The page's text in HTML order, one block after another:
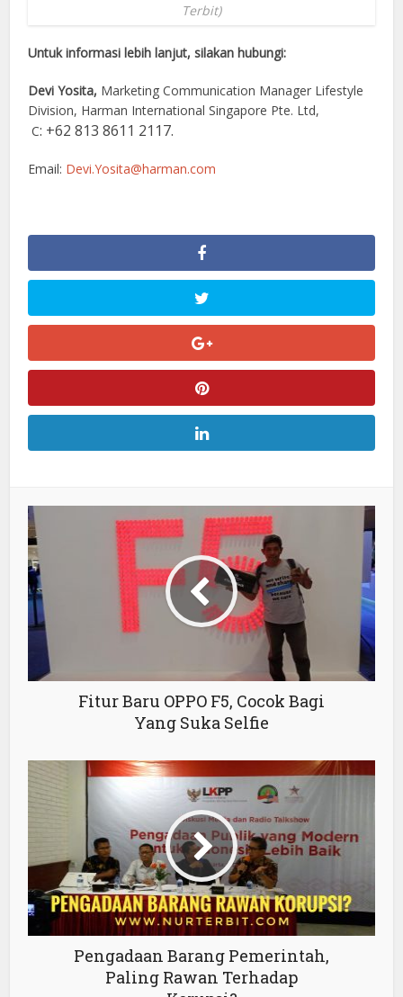
Terbit)
Untuk informasi lebih lanjut, silakan hubungi:
Devi Yosita, Marketing Communication Manager Lifestyle
Division, Harman International Singapore Pte. Ltd,
C: +62 813 8611 2117.
Email: Devi.Yosita@harman.com
Fitur Baru OPPO F5, Cocok Bagi
Yang Suka Selfie
Pengadaan Barang Pemerintah,
Paling Rawan Terhadap